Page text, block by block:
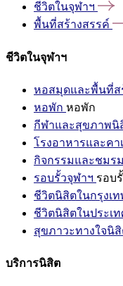
ชีวิตในจุฬาฯ
พื้นที่สร้างสรรค์
ชีวิตในจุฬาฯ
หอสมุดและพื้นที่ส
หอพัก หอพัก
กีฬาและสุขภาพนิ
โรงอาหารและคา
กิจกรรมและชมรม
รอบรั้วจุฬาฯ รอบ
ชีวิตนิสิตในกรุงเท
ชีวิตนิสิตในประเท
สุขภาวะทางใจนิ
บริการนิสิต